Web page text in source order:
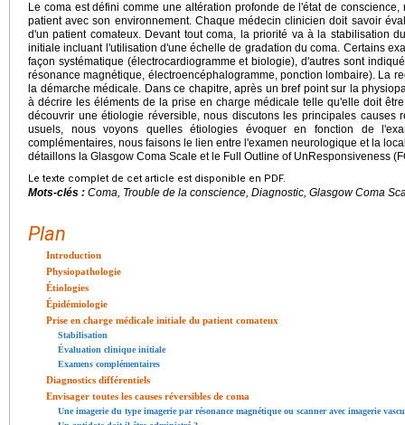
Le coma est défini comme une altération profonde de l'état de
patient avec son environnement. Chaque médecin clinicien doit savoir
d'un patient comateux. Devant tout coma, la priorité va à la stabilisation
initiale incluant l'utilisation d'une échelle de gradation du coma. Certains
façon systématique (électrocardiogramme et biologie), d'autres sont
résonance magnétique, électroencéphalogramme, ponction lombaire). La
la démarche médicale. Dans ce chapitre, après un bref point sur la
à décrire les éléments de la prise en charge médicale telle qu'elle doit
découvrir une étiologie réversible, nous discutons les principales causes
usuels, nous voyons quelles étiologies évoquer en fonction de
complémentaires, nous faisons le lien entre l'examen neurologique et la
détaillons la Glasgow Coma Scale et le Full Outline of UnResponsiveness
Le texte complet de cet article est disponible en PDF.
Mots-clés : Coma, Trouble de la conscience, Diagnostic, Glasgow Coma
Plan
Introduction
Physiopathologie
Étiologies
Épidémiologie
Prise en charge médicale initiale du patient comateux
Stabilisation
Évaluation clinique initiale
Examens complémentaires
Diagnostics différentiels
Envisager toutes les causes réversibles de coma
Une imagerie du type imagerie par résonance magnétique ou scanner avec imagerie